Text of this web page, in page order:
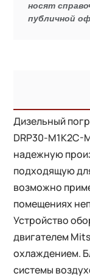
носят
публичной
Дизельный
DRP30-M1K2C-
надежную
подходящую
возможно
помещениях
Устройство
двигателем
охлаждением.
системы